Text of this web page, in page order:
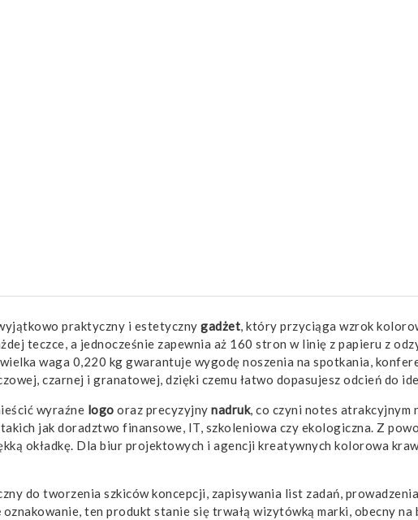
praktyczny i estetyczny gadżet , który przyciąga wzrok
teczce, a jednocześnie zapewnia aż 160 stron w linię z papieru z
waga 0,220 kg gwarantuje wygodę noszenia na spotkania,
czarnej i granatowej, dzięki czemu łatwo dopasujesz odcień do
wyraźne logo oraz precyzyjny nadruk, co czyni notes atrakcyjnym
jak doradztwo finansowe, IT, szkoleniowa czy ekologiczna. Z
okładkę. Dla biur projektowych i agencji kreatywnych kolorowa
do tworzenia szkiców koncepcji, zapisywania list zadań,
oznakowanie, ten produkt stanie się trwałą wizytówką marki, obecny